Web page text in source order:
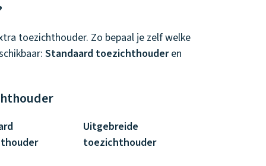
toezichthouder. Zo bepaal je zelf welke
Standaard toezichthouderen
Uitgebreide
toezichthouder